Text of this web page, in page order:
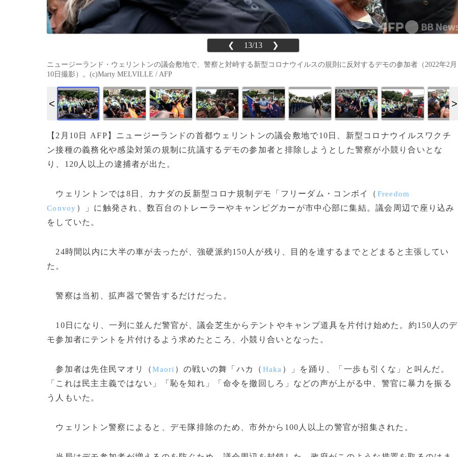
❮ 13/13 ❯
ニュージーランド・ウェリントンの議会敷地で、警察と対峙する新型コロナウイルスの規則に反対するデモの参加者（2022年2月
10日撮影）。(c)Marty MELVILLE / AFP
【2月10日 AFP】ニュージーランドの首都ウェリントンの議会敷地で10日、新型コロナウイルスワクチ
ン接種の義務化や感染対策の規制に抗議するデモの参加者と排除しようとした警察が小競り合いとな
り、120人以上の逮捕者が出た。
ウェリントンでは8日、カナダの反新型コロナ規制デモ「フリーダム・コンボイ（ Freedom
Convoy ）」に触発され、数百台のトレーラーやキャンピグカーが市中心部に集結。議会周辺で座り込み
をしていた。
24時間以内に大半の車が去ったが、強硬派約150人が残り、目的を達するまでとどまると主張してい
た。
警察は当初、拡声器で警告するだけだった。
10日になり、一列に並んだ警官が、議会芝生からテントやキャンプ道具を片付け始めた。約150人のデ
モ参加者にテントを片付けるよう求めたところ、小競り合いとなった。
参加者は先住民マオリ（Maori ）の戦いの舞「ハカ（ Haka ）」を踊り、「一歩も引くな」と叫んだ。
「これは民主主義ではない」「恥を知れ」「命令を撤回しろ」などの声が上がる中、警官に暴力を振る
う人もいた。
ウェリントン警察によると、デモ隊排除のため、市外から100人以上の警官が招集された。